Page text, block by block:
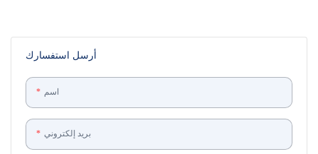
أرسل استفسارك
اسم
بريد إلكتروني